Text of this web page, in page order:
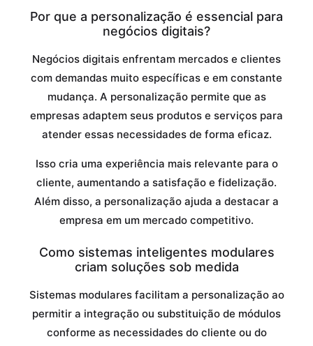
Por que a personalização é essencial para
negócios digitais?
Negócios digitais enfrentam mercados e clientes
com demandas muito específicas e em constante
mudança. A personalização permite que as
empresas adaptem seus produtos e serviços para
atender essas necessidades de forma eficaz.
Isso cria uma experiência mais relevante para o
cliente, aumentando a satisfação e fidelização.
Além disso, a personalização ajuda a destacar a
empresa em um mercado competitivo.
Como sistemas inteligentes modulares
criam soluções sob medida
Sistemas modulares facilitam a personalização ao
permitir a integração ou substituição de módulos
conforme as necessidades do cliente ou do